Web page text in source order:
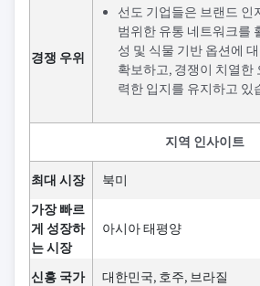
경쟁 우위
선도 기업들은 브랜드 인
범위한 유통 네트워크를
성 및 식물 기반 옵션에
확보하고, 경쟁이 치열한
력한 입지를 유지하고 있
지역 인사이트
최대 시장
북미
가장 빠르
게 성장하
는 시장
아시아 태평양
신흥 국가 대한민국, 호주, 브라질